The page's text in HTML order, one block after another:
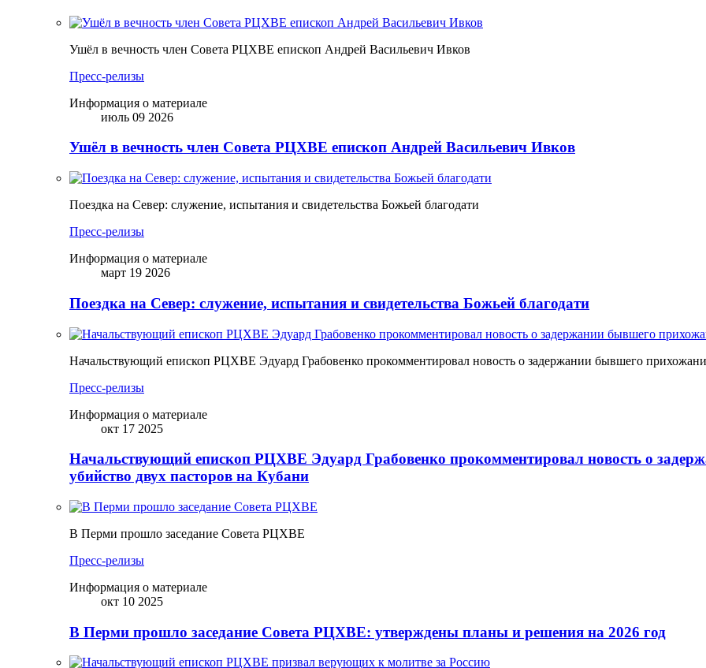
Ушёл в вечность член Совета РЦХВЕ епископ Андрей Васильевич Ивков
Пресс-релизы
Информация о материале
июль 09 2026
Ушёл в вечность член Совета РЦХВЕ епископ Андрей Васильевич Ивков
Поездка на Север: служение, испытания и свидетельства Божьей благодати
Пресс-релизы
Информация о материале
март 19 2026
Поездка на Север: служение, испытания и свидетельства Божьей благодати
Начальствующий епископ РЦХВЕ Эдуард Грабовенко прокомментировал новость о задержании бывшего
Пресс-релизы
Информация о материале
окт 17 2025
Начальствующий епископ РЦХВЕ Эдуард Грабовенко прокомментировал новость о
убийство двух пасторов на Кубани
В Перми прошло заседание Совета РЦХВЕ
Пресс-релизы
Информация о материале
окт 10 2025
В Перми прошло заседание Совета РЦХВЕ: утверждены планы и решения на 2026 год